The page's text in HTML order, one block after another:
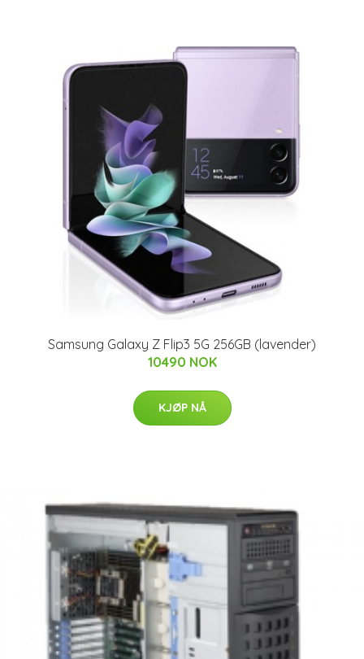
Samsung Galaxy Z Flip3 5G 256GB (lavender)
10490 NOK
KJØP NÅ